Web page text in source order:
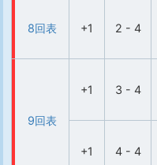
8回表 +1 2 - 4
9回表
+1 3 - 4
+1 4 - 4